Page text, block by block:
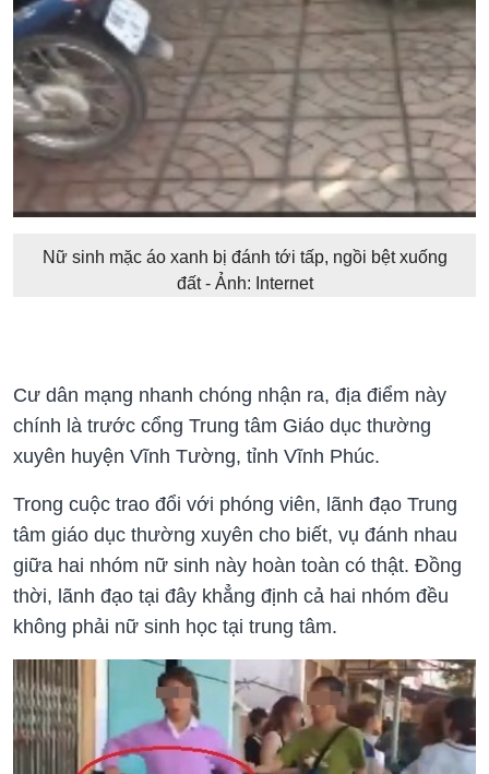
Nữ sinh mặc áo xanh bị đánh tới tấp, ngồi bệt xuống
đất - Ảnh: Internet
Cư dân mạng nhanh chóng nhận ra, địa điểm này
chính là trước cổng Trung tâm Giáo dục thường
xuyên huyện Vĩnh Tường, tỉnh Vĩnh Phúc.
Trong cuộc trao đổi với phóng viên, lãnh đạo Trung
tâm giáo dục thường xuyên cho biết, vụ đánh nhau
giữa hai nhóm nữ sinh này hoàn toàn có thật. Đồng
thời, lãnh đạo tại đây khẳng định cả hai nhóm đều
không phải nữ sinh học tại trung tâm.